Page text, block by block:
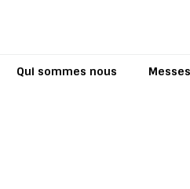
Qui sommes nous Messes